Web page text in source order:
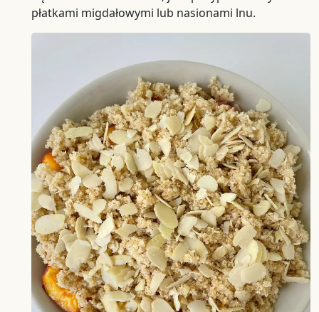
płatkami migdałowymi lub nasionami lnu.